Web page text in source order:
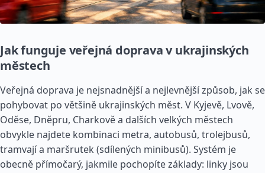
Jak funguje veřejná doprava v ukrajinských
městech
Veřejná doprava je nejsnadnější a nejlevnější způsob, jak se
pohybovat po většině ukrajinských měst. V Kyjevě, Lvově,
Oděse, Dněpru, Charkově a dalších velkých městech
obvykle najdete kombinaci metra, autobusů, trolejbusů,
tramvají a maršrutek (sdílených minibusů). Systém je
obecně přímočarý, jakmile pochopíte základy: linky jsou